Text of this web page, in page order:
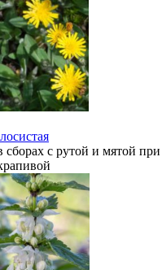
сборах с рутой и мятой